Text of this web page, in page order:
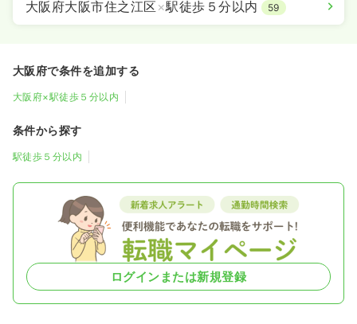
大阪府大阪市住之江区 ×駅徒歩５分以内 59
大阪府で条件を追加する
大阪府×駅徒歩５分以内
条件から探す
駅徒歩５分以内
ログインまたは新規登録